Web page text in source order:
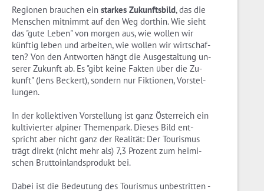
Regio­nen brau­chen ein star­kes Zu­kunfts­bild, das die
Men­schen mit­nimmt auf den Weg dort­hin. Wie sieht
das "gute Leben" von mor­gen aus, wie wol­len wir
künf­tig leben und ar­bei­ten, wie wol­len wir wirt­schaf­
ten? Von den Ant­wor­ten hängt die Aus­ge­stal­tung un­
se­rer Zu­kunft ab. Es "gibt keine Fak­ten über die Zu­
kunft" (Jens Be­ckert), son­dern nur Fik­tio­nen, Vor­stel­
lun­gen.
In der kol­lek­ti­ven Vor­stel­lung ist ganz Ös­ter­reich ein
kul­ti­vier­ter al­pi­ner The­men­park. Die­ses Bild ent­
spricht aber nicht ganz der Rea­li­tät: Der Tou­ris­mus
trägt di­rekt (nicht mehr als) 7,3 Pro­zent zum hei­mi­
schen Brut­to­in­lands­pro­dukt bei.
Dabei ist die Be­deu­tung des Tou­ris­mus un­be­strit­ten -